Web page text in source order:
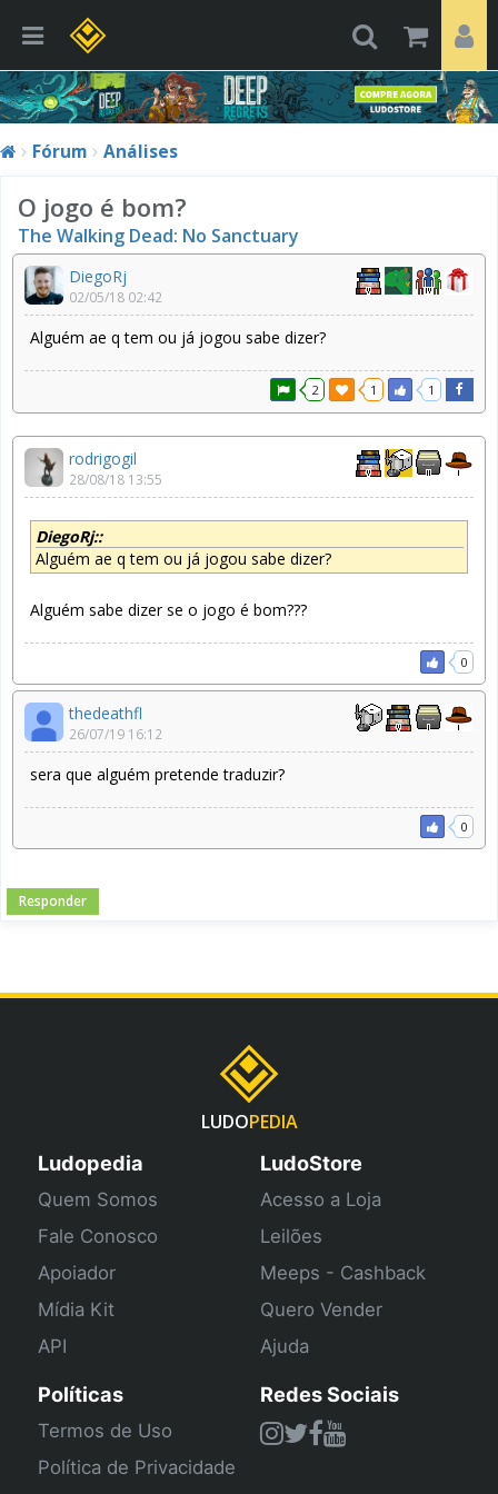
Fórum Análises
O jogo é bom?
The Walking Dead: No Sanctuary
DiegoRj
02/05/18 02:42
Alguém ae q tem ou já jogou sabe dizer?
2 1 1
rodrigogil
28/08/18 13:55
DiegoRj::
Alguém ae q tem ou já jogou sabe dizer?
Alguém sabe dizer se o jogo é bom???
0
thedeathfl
26/07/19 16:12
sera que alguém pretende traduzir?
0
Responder
LUDOPEDIA
Ludopedia
Quem Somos
Fale Conosco
Apoiador
Mídia Kit
API
LudoStore
Acesso a Loja
Leilões
Meeps - Cashback
Quero Vender
Ajuda
Políticas
Termos de Uso
Política de Privacidade
Redes Sociais